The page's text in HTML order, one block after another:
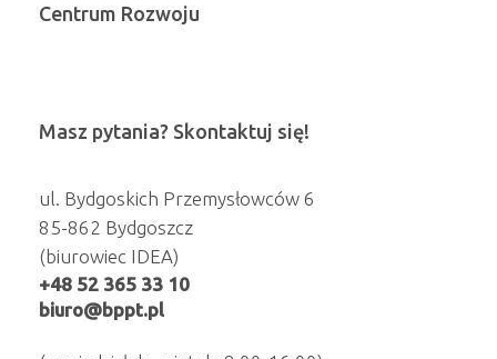
Centrum Rozwoju
Masz pytania? Skontaktuj się!
ul. Bydgoskich Przemysłowców 6
85-862 Bydgoszcz
(biurowiec IDEA)
+48 52 365 33 10
biuro@bppt.pl